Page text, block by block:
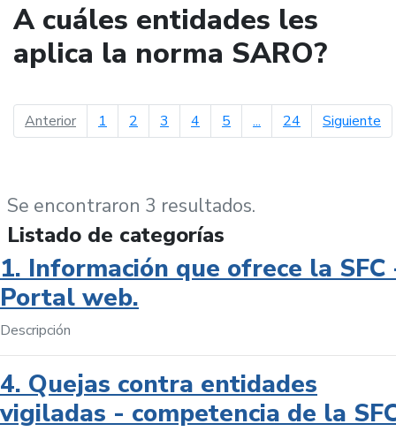
A cuáles entidades les
aplica la norma SARO?
Anteriorpágina anterior
1 2 3 4 5 ... 24 Siguiente
Se encontraron 3 resultados.
Listado de categorías
1. Información que ofrece la SFC
Portal web.
Descripción
4. Quejas contra entidades
vigiladas - competencia de la